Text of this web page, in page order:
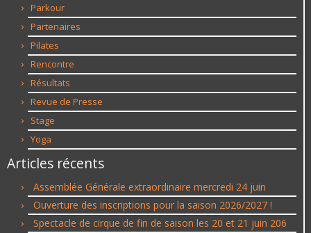
Parkour
Partenaires
Pilates
Rencontre
Résultats
Revue de Presse
Stage
Yoga
Articles récents
Assemblée Générale extraordinaire mercredi 24 juin
Ouverture des inscriptions pour la saison 2026/2027 !
Spectacle de cirque de fin de saison les 20 et 21 juin 206